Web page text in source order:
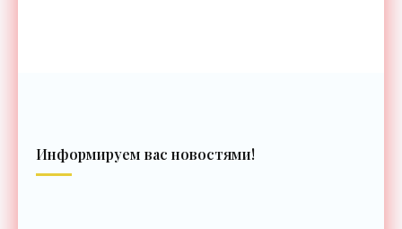
Информируем вас новостями!